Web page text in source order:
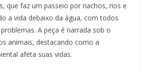
que faz um passeio por riachos, rios e
a vida debaixo da água, com todos
A peça é narrada sob o
animais, destacando como a
afeta suas vidas.